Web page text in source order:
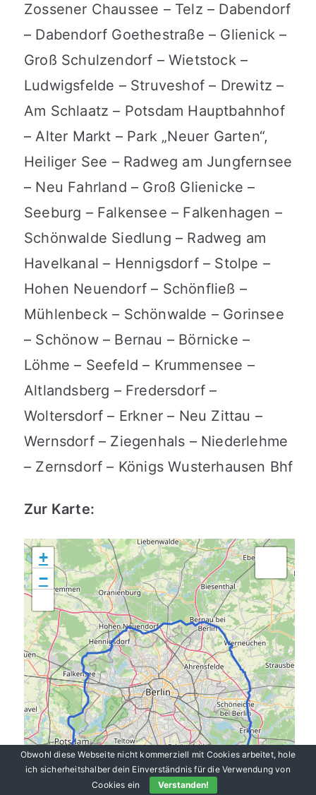
Zossener Chaussee – Telz – Dabendorf
– Dabendorf Goethestraße – Glienick –
Groß Schulzendorf – Wietstock –
Ludwigsfelde – Struveshof – Drewitz –
Am Schlaatz – Potsdam Hauptbahnhof
– Alter Markt – Park „Neuer Garten“,
Heiliger See – Radweg am Jungfernsee
– Neu Fahrland – Groß Glienicke –
Seeburg – Falkensee – Falkenhagen –
Schönwalde Siedlung – Radweg am
Havelkanal – Hennigsdorf – Stolpe –
Hohen Neuendorf – Schönfließ –
Mühlenbeck – Schönwalde – Gorinsee
– Schönow – Bernau – Börnicke –
Löhme – Seefeld – Krummensee –
Altlandsberg – Fredersdorf –
Woltersdorf – Erkner – Neu Zittau –
Wernsdorf – Ziegenhals – Niederlehme
– Zernsdorf – Königs Wusterhausen Bhf
Zur Karte:
+
−
Obwohl diese Webseite nicht kommerziell mit Cookies arbeitet, hole
ich sicherheitshalber dein Einverständnis für die Verwendung von
Cookies ein
Verstanden!